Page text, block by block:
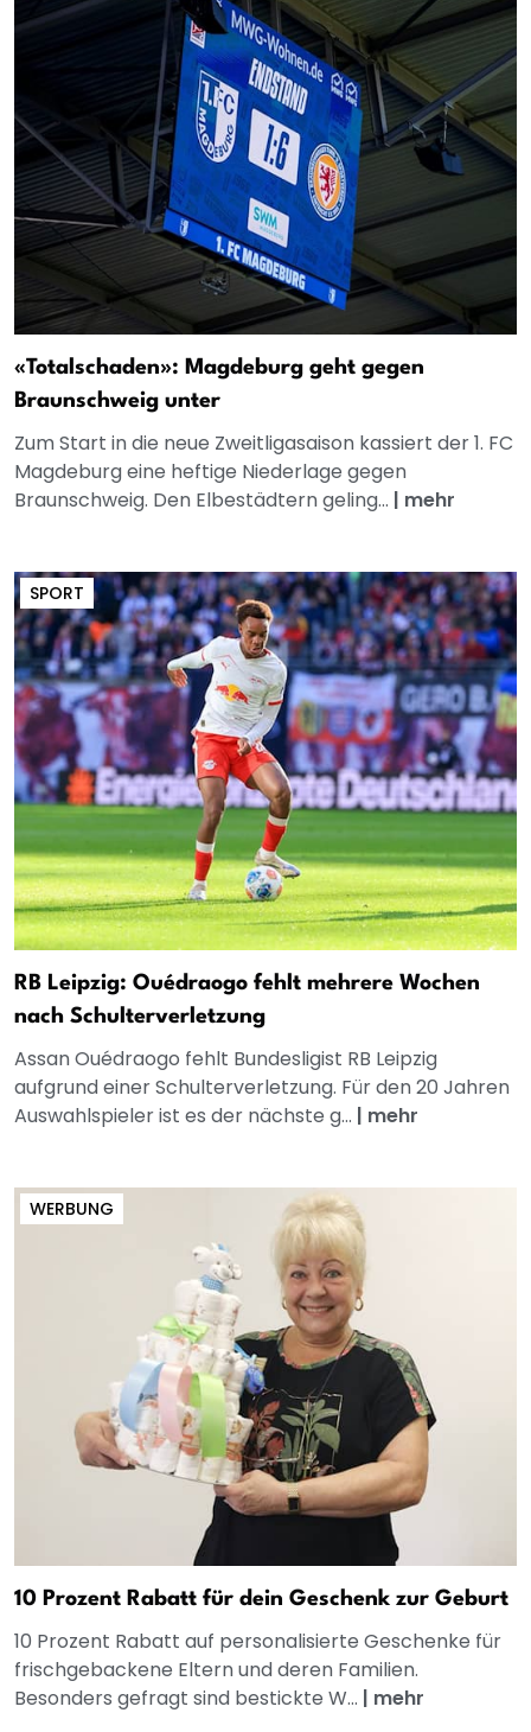
«Totalschaden»: Magdeburg geht gegen
Braunschweig unter
Zum Start in die neue Zweitligasaison kassiert der 1. FC
Magdeburg eine heftige Niederlage gegen
Braunschweig. Den Elbestädtern geling... | mehr
SPORT
RB Leipzig: Ouédraogo fehlt mehrere Wochen
nach Schulterverletzung
Assan Ouédraogo fehlt Bundesligist RB Leipzig
aufgrund einer Schulterverletzung. Für den 20 Jahren
Auswahlspieler ist es der nächste g... | mehr
WERBUNG
10 Prozent Rabatt für dein Geschenk zur Geburt
10 Prozent Rabatt auf personalisierte Geschenke für
frischgebackene Eltern und deren Familien.
Besonders gefragt sind bestickte W... | mehr